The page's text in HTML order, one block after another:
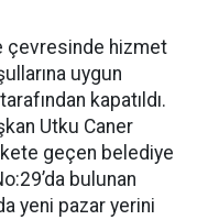
çevresinde hizmet
uygun
kapatıldı.
Utku Caner
geçen belediye
bulunan
yeni pazar yerini